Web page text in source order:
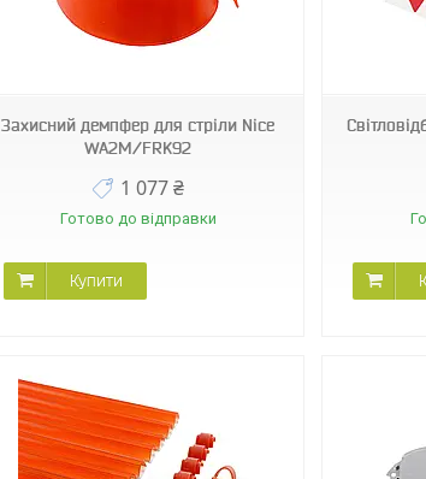
Захисний демпфер для стріли Nice
WA2M/FRK92
1 077 ₴
Готово до відправки
Купити